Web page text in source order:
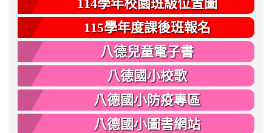
114學年校園班級位置圖
115學年度課後班報名
八德兒童電子書
八德國小校歌
八德國小防疫專區
八德國小圖書網站